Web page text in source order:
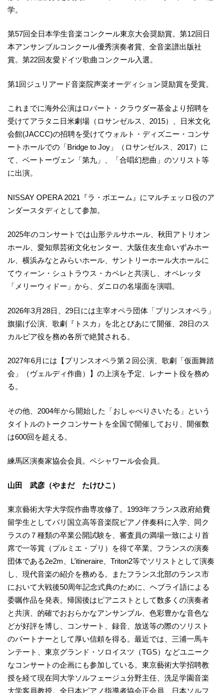
学。
第57回全日本学生音楽コンクール東京大会奨励賞。第12回日
本アンサンブルコンクール優秀演奏者賞、全音楽譜出版社
賞。第22回友愛ドイツ歌曲コンクール入選。
第1回ジュリアード音楽院声楽オーディション奨励賞を受賞。
これまでに海外公演はロバート・クラウダー基金より招聘を
受けてアラタニ日米劇場（ロサンゼルス、2015）、日米文化
会館(JACCC)の招聘を受けてウォルト・ディズニー・コンサ
ートホールでの「Bridge to Joy」（ロサンゼルス、2017）に
て、ベートーヴェン「第九」、「合唱幻想曲」のソリスト等
に出演。
NISSAY OPERA 2021『ラ・ボエーム』にマルチェッロ役のア
ンダースタディとして参加。
2025年のコンサートでは山形テルサホール、秋田アトリオン
ホール、愛知県芸術文化センター、大阪住友生命いずみホー
ル、横浜みなとみらいホール、サントリーホール大ホールに
てウィーン・シュトラウス・カペレと共演し、オペレッタ
「メリーウィドー」から、ダニロの名場面を演唱。
2026年3月28日、29日には主宰オペラ団体「プリンスオペラ」
旗揚げ公演、歌劇『トスカ』を北とぴあにて開催、28日のス
カルピア役を務め各所で絶賛される。
2027年6月には【プリンスオペラ第２回公演、歌劇「仮面舞踏
会」（ヴェルディ作曲）】の上演を予定、レナート役を務め
る。
その他、2004年から開始した「おしゃべりさいたる」という
タイトルのトークコンサートを全国で開催しており、開催数
は600回を超える。
練馬区演奏家協会会員。ペシャワール会会員。
山田 武彦（やまだ たけひこ）
東京藝術大学大学院作曲専攻修了。1993年フランス政府給費
留学生としてパリ国立高等音楽院ピアノ伴奏科に入学、同ク
ラスの７種類の卒業公開試験を、審査員の満場一致により首
席で一等賞（プルミエ・プリ）を得て卒業。フランスの演奏
団体である2e2m、L’itineraire、Triton2等でソリストとして演奏
し、現代音楽の紹介を務める。またフランス北部のランス市
において大戦後50周年記念式典のために、ヘブライ語による
委嘱作品を発表。帰国後はピアニストとして数多くの演奏者
と共演、的確でおおらかなアンサンブル、色彩豊かな音色な
どが好評を博し、コンサート、録音、放送等の際のソリスト
のパートナーとして厚い信頼を得る。最近では、三浦一馬キ
ンテート、東京グランド・ソロイスツ（TGS）などユニーク
なコンサートの企画にも参加している。東京藝術大学招聘教
授を経て現在同大学ソルフェージュ分野主任、洗足学園音楽
大学客員教授。全日本ピアノ指導者協会正会員、日本ソルフ